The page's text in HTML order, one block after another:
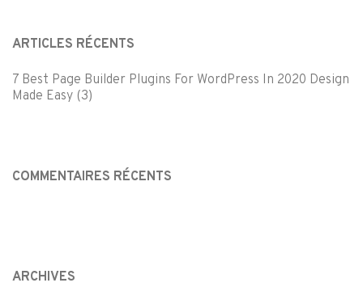
ARTICLES RÉCENTS
7 Best Page Builder Plugins For WordPress In 2020 Design
Made Easy (3)
COMMENTAIRES RÉCENTS
ARCHIVES